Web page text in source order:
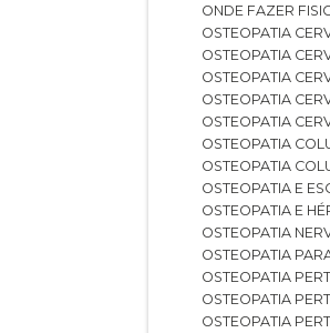
ONDE FAZER
OSTEOPATIA
OSTEOPATIA
OSTEOPATIA
OSTEOPATIA
OSTEOPATIA
OSTEOPATIA
OSTEOPATIA
OSTEOPATIA E
OSTEOPATIA E
OSTEOPATIA
OSTEOPATIA
OSTEOPATIA
OSTEOPATIA
OSTEOPATIA